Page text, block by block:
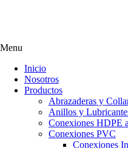
Menu
Inicio
Nosotros
Productos
Abrazaderas y
Anillos y
Conexiones HDPE
Conexiones PVC
Conexiones